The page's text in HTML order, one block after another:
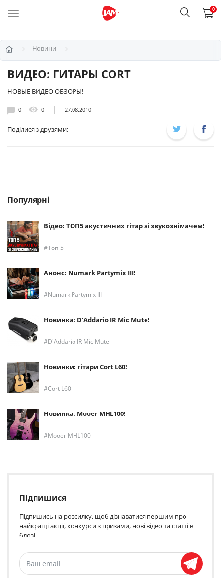
0
Новини
ВИДЕО: ГИТАРЫ CORT
НОВЫЕ ВИДЕО ОБЗОРЫ!
0 0 27.08.2010
Поділися з друзями:
Популярні
Відео: ТОП5 акустичних гітар зі звукознімачем!
Топ-5
Анонс: Numark Partymix III!
Numark Partymix III
Новинка: D’Addario IR Mic Mute!
D'Addario IR Mic Mute
Новинки: гітари Cort L60!
Cort L60
Новинка: Mooer MHL100!
Mooer MHL100
Підпишися
Підпишись на розсилку, щоб дізнаватися першим про
найкращі акції, конкурси з призами, нові відео та статті в
блозі.